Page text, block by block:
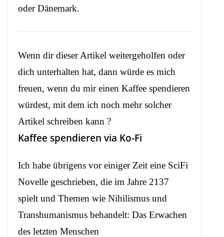
oder Dänemark.
Wenn dir dieser Artikel weitergeholfen oder
dich unterhalten hat, dann würde es mich
freuen, wenn du mir einen Kaffee spendieren
würdest, mit dem ich noch mehr solcher
Artikel schreiben kann ?
Kaffee spendieren via Ko-Fi
Ich habe übrigens vor einiger Zeit eine SciFi
Novelle geschrieben, die im Jahre 2137
spielt und Themen wie Nihilismus und
Transhumanismus behandelt: Das Erwachen
des letzten Menschen